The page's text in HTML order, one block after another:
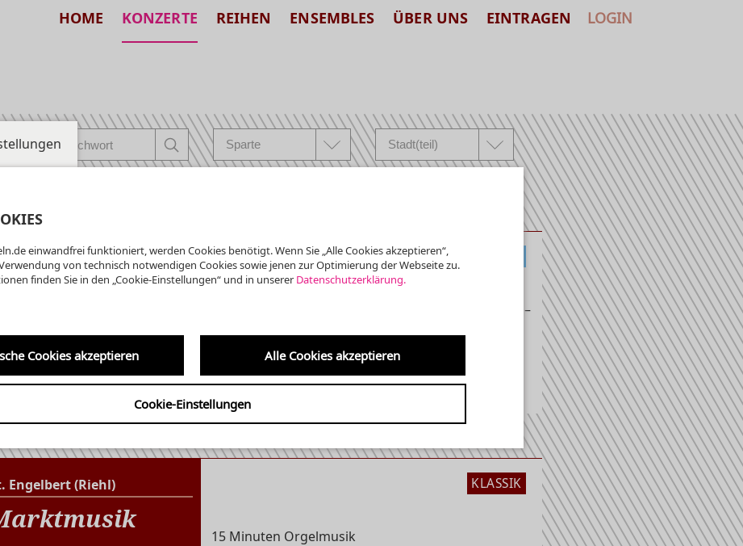
HOME KONZERTE REIHEN ENSEMBLES ÜBER UNS EINTRAGEN LOGIN
der Kreuzkirche
7. um 7 ·
10!
KLASSIK, ALTE MUSIK
Krypta der Kreuzkirche
Am 1. Oktober 2016 wurde die »Neue Kryptaorgel« –
Engelbert (Riehl) KLASSIK
15 Minuten Orgelmusik
einwandfrei funktioniert, werden Cookies benötigt. Wenn Sie „Alle Cookies akzeptieren“,
von technisch notwendigen Cookies sowie jenen zur Optimierung der Webseite zu.
finden Sie in den „Cookie-Einstellungen“ und in unserer Datenschutzerklärung.
Cookies akzeptieren Alle Cookies akzeptieren
Cookie-Einstellungen